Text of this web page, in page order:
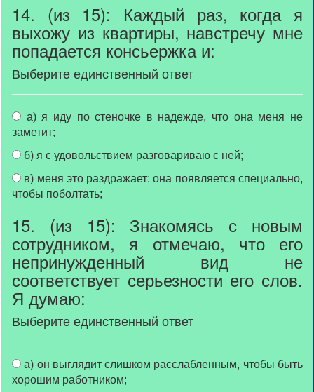
14. (из 15): Каждый раз, когда я
выхожу из квартиры, навстречу мне
попадается консьержка и:
Выберите единственный ответ
а) я иду по стеночке в надежде, что она меня не
заметит;
б) я с удовольствием разговариваю с ней;
в) меня это раздражает: она появляется специально,
чтобы поболтать;
15. (из 15): Знакомясь с новым
сотрудником, я отмечаю, что его
непринужденный вид не
соответствует серьезности его слов.
Я думаю:
Выберите единственный ответ
а) он выглядит слишком расслабленным, чтобы быть
хорошим работником;